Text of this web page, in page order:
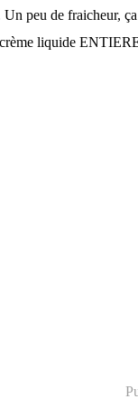
Un peu de fraicheur,
liquide